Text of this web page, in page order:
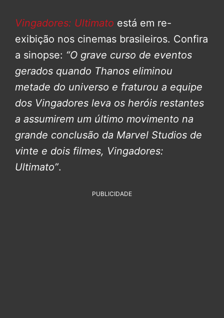
Vingadores: Ultimato está em re-
exibição nos cinemas brasileiros. Confira
a sinopse: “O grave curso de eventos
gerados quando Thanos eliminou
metade do universo e fraturou a equipe
dos Vingadores leva os heróis restantes
a assumirem um último movimento na
grande conclusão da Marvel Studios de
vinte e dois filmes, Vingadores:
Ultimato”.
PUBLICIDADE